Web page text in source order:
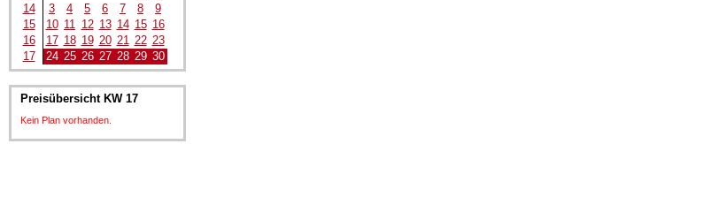
14
3 4 5 6 7 8
9
15
10 11 12 13 14 15 16
16
17 18 19 20 21 22 23
17
24 25 26 27 28 29 30
Preisübersicht KW 17
Kein Plan vorhanden.